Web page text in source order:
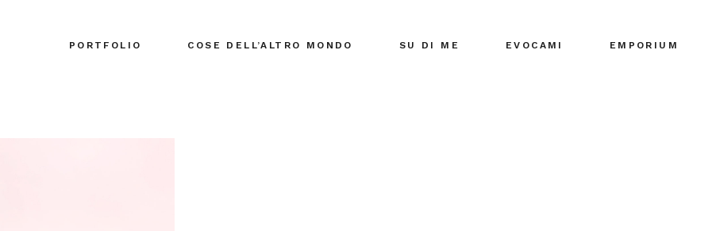
PORTFOLIO COSE DELL’ALTRO MONDO SU DI ME EVOCAMI EMPORIUM